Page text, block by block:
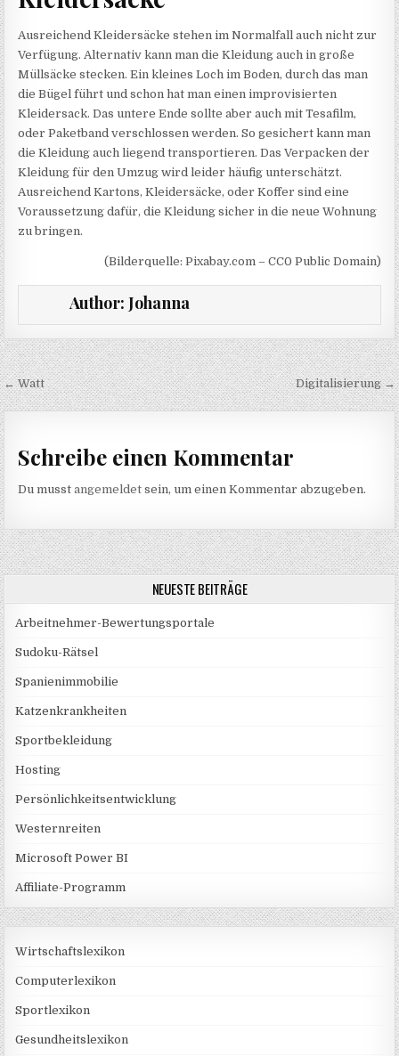
Ausreichend Kleidersäcke stehen im Normalfall auch nicht zur
Verfügung. Alternativ kann man die Kleidung auch in große
Müllsäcke stecken. Ein kleines Loch im Boden, durch das man
die Bügel führt und schon hat man einen improvisierten
Kleidersack. Das untere Ende sollte aber auch mit Tesafilm,
oder Paketband verschlossen werden. So gesichert kann man
die Kleidung auch liegend transportieren. Das Verpacken der
Kleidung für den Umzug wird leider häufig unterschätzt.
Ausreichend Kartons, Kleidersäcke, oder Koffer sind eine
Voraussetzung dafür, die Kleidung sicher in die neue Wohnung
zu bringen.
(Bilderquelle: Pixabay.com – CC0 Public Domain)
Author: Johanna
Beitragsnavigation
← Watt Digitalisierung →
Schreibe einen Kommentar
Du musstangemeldet sein, um einen Kommentar abzugeben.
NEUESTE BEITRÄGE
Arbeitnehmer-Bewertungsportale
Sudoku-Rätsel
Spanienimmobilie
Katzenkrankheiten
Sportbekleidung
Hosting
Persönlichkeitsentwicklung
Westernreiten
Microsoft Power BI
Affiliate-Programm
Wirtschaftslexikon
Computerlexikon
Sportlexikon
Gesundheitslexikon